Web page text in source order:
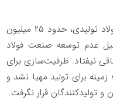
طبق سند چشم‌انداز، از ۵۵ میلیون تن فولاد تولیدی، حدود ۲۵ میلیون
عدم توسعه صنعت فولاد
نیفتاد. ظرفیت‌سازی برای
زمینه برای تولید مهیا نشد و
و تولیدکنندگان قرار نگرفت.